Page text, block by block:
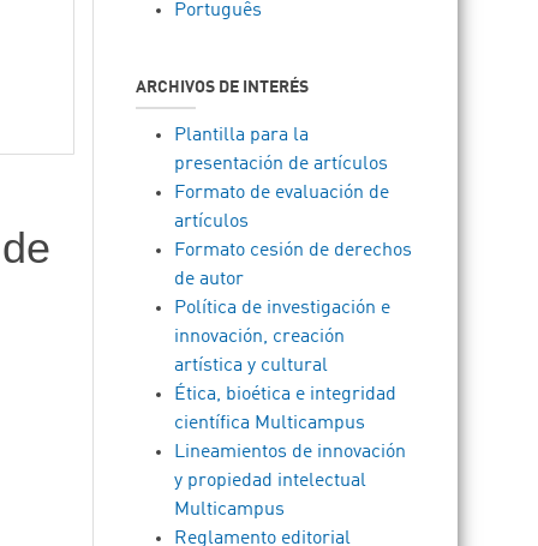
Português
ARCHIVOS DE INTERÉS
Plantilla para la
presentación de artículos
Formato de evaluación de
artículos
Formato cesión de derechos
de autor
Política de investigación e
innovación, creación
artística y cultural
Ética, bioética e integridad
científica Multicampus
Lineamientos de innovación
y propiedad intelectual
Multicampus
Reglamento editorial